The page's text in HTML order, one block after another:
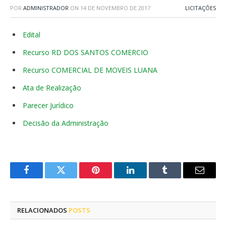
POR ADMINISTRADOR ON 14 DE NOVEMBRO DE 2017 LICITAÇÕES
Edital
Recurso RD DOS SANTOS COMERCIO
Recurso COMERCIAL DE MOVEIS LUANA
Ata de Realização
Parecer Jurídico
Decisão da Administração
FacebookTwitter Pinterest LinkedInTumblr
E-
RELACIONADOS POSTS